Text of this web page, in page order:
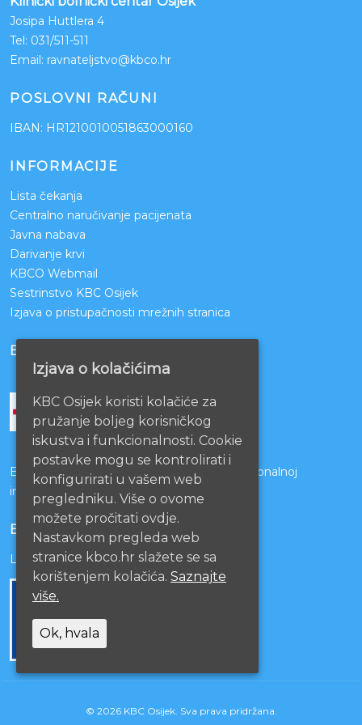
Josipa Huttlera 4
Tel: 031/511-511
Email: ravnateljstvo@kbco.hr
POSLOVNI RAČUNI
IBAN: HR1210010051863000160
INFORMACIJE
Lista čekanja
Centralno naručivanje pacijenata
Javna nabava
Darivanje krvi
KBCO Webmail
Sestrinstvo KBC Osijek
Izjava o pristupačnosti mrežnih stranica
BOLNICE PARTNERI
Bolnice s kojima je potpisan ugovor o funkcionalnoj
integraciji
EU PROJEKTI
Lista projekata
© 2026 KBC Osijek. Sva prava pridržana.
Izjava o kolačićima
KBC Osijek koristi kolačiće za
pružanje boljeg korisničkog
iskustva i funkcionalnosti. Cookie
postavke mogu se kontrolirati i
konfigurirati u vašem web
pregledniku. Više o ovome
možete pročitati ovdje.
Nastavkom pregleda web
stranice kbco.hr slažete se sa
korištenjem kolačića. Saznajte
više.
Ok, hvala